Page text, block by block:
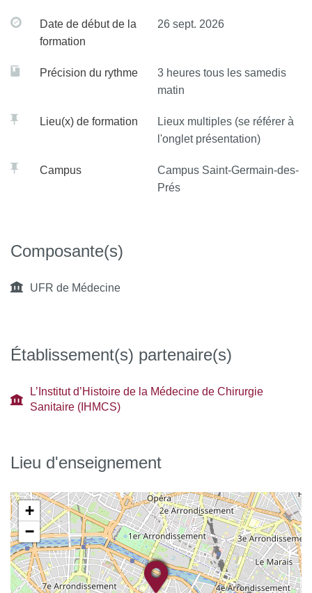
Date de début de la
formation
26 sept. 2026
Précision du rythme
3 heures tous les samedis
matin
Lieu(x) de formation
Lieux multiples (se référer à
l'onglet présentation)
Campus
Campus Saint-Germain-des-
Prés
Composante(s)
UFR de Médecine
Établissement(s) partenaire(s)
L’Institut d’Histoire de la Médecine de Chirurgie
Sanitaire (IHMCS)
Lieu d'enseignement
+
−